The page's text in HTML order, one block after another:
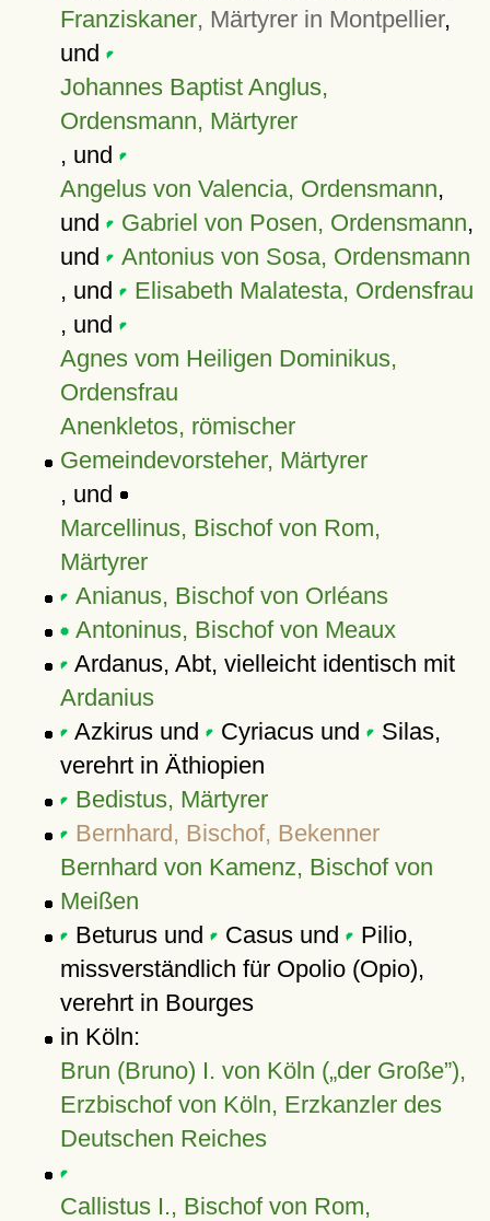
Franziskaner, Märtyrer in Montpellier,
und
Johannes Baptist Anglus,
Ordensmann, Märtyrer
, und
Angelus von Valencia, Ordensmann,
und
Gabriel von Posen, Ordensmann,
und
Antonius von Sosa, Ordensmann
, und
Elisabeth Malatesta, Ordensfrau
, und
Agnes vom Heiligen Dominikus,
Ordensfrau
Anenkletos, römischer
Gemeindevorsteher, Märtyrer
, und
Marcellinus, Bischof von Rom,
Märtyrer
Anianus, Bischof von Orléans
Antoninus, Bischof von Meaux
Ardanus, Abt, vielleicht identisch mit
Ardanius
Azkirus und
Cyriacus und
Silas,
verehrt in Äthiopien
Bedistus, Märtyrer
Bernhard, Bischof, Bekenner
Bernhard von Kamenz, Bischof von
Meißen
Beturus und
Casus und
Pilio,
missverständlich für Opolio (Opio),
verehrt in Bourges
in Köln:
Brun (Bruno) I. von Köln ( der Große ),
Erzbischof von Köln, Erzkanzler des
Deutschen Reiches
Callistus I., Bischof von Rom,